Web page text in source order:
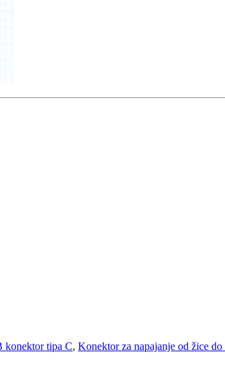
konektor tipa C, Konektor za napajanje od žice do